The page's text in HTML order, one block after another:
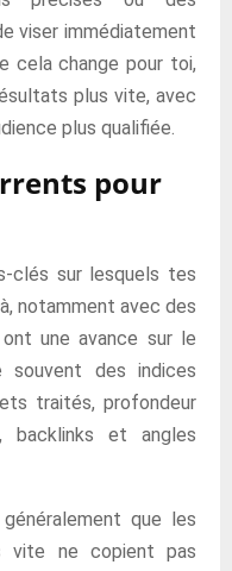
viser immédiatement
cela change pour toi,
plus vite, avec
plus qualifiée.
pour
clés sur lesquels tes
notamment avec des
une avance sur le
des indices
traités, profondeur
backlinks et angles
que les
vite ne copient pas